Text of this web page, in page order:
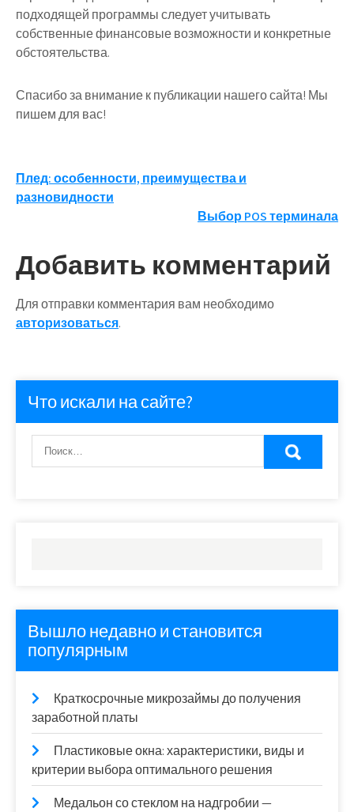
подходящей программы следует учитывать
собственные финансовые возможности и конкретные
обстоятельства.
Спасибо за внимание к публикации нашего сайта! Мы
пишем для вас!
Навигация
по
Плед: особенности, преимущества и
разновидности
Выбор POS терминала
Добавить комментарий
Для отправки комментария вам необходимо
авторизоваться.
Что искали на сайте?
Вышло недавно и становится
популярным
Краткосрочные микрозаймы до получения
заработной платы
Пластиковые окна: характеристики, виды и
критерии выбора оптимального решения
Медальон со стеклом на надгробии —